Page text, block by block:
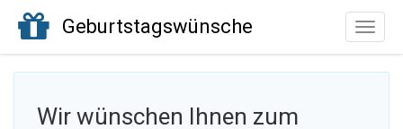
Toggle
Geburtstagswünsche
Wir wünschen Ihnen zum